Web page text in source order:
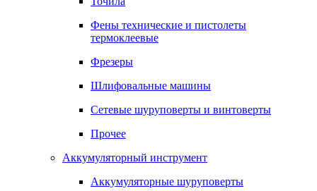
Фены технические и пистолеты
термоклеевые
Фрезеры
Шлифовальные машины
Сетевые шуруповерты и винтоверты
Прочее
Аккумуляторный инструмент
Аккумуляторные шуруповерты